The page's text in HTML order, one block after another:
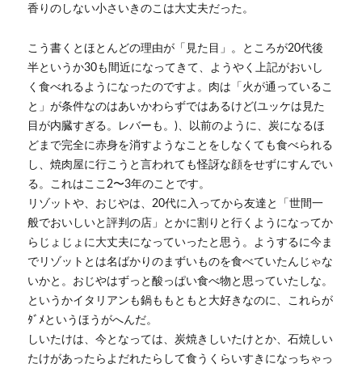
香りのしない小さいきのこは大丈夫だった。
こう書くとほとんどの理由が「見た目」。ところが20代後
半というか30も間近になってきて、ようやく上記がおいし
く食べれるようになったのですよ。肉は「火が通っているこ
と」が条件なのはあいかわらずではあるけど(ユッケは見た
目が内臓すぎる。レバーも。)、以前のように、炭になるほ
どまで完全に赤身を消すようなことをしなくても食べられる
し、焼肉屋に行こうと言われても怪訝な顔をせずにすんでい
る。これはここ2〜3年のことです。
リゾットや、おじやは、20代に入ってから友達と「世間一
般でおいしいと評判の店」とかに割りと行くようになってか
らじょじょに大丈夫になっていったと思う。ようするに今ま
でリゾットとは名ばかりのまずいものを食べていたんじゃな
いかと。おじやはずっと酸っぱい食べ物と思っていたしな。
というかイタリアンも鍋ももともと大好きなのに、これらが
ﾀﾞﾒというほうがへんだ。
しいたけは、今となっては、炭焼きしいたけとか、石焼しい
たけがあったらよだれたらして食うくらいすきになっちゃっ